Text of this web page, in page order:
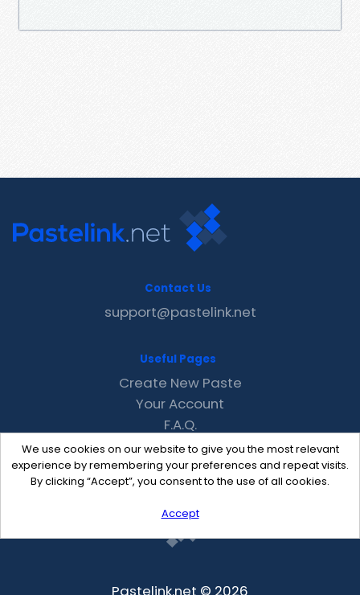
We use cookies on our website to give you the most relevant
experience by remembering your preferences and repeat visits.
By clicking “Accept”, you consent to the use of all cookies.
Accept
Contact Us
support@pastelink.net
Useful Pages
Create New Paste
Your Account
F.A.Q.
Recent
Contact
Pastelink.net © 2026